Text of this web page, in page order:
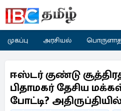
முகப்பு அரசியல்
ஈஸ்டர் குண்டு
பிதாமகர் தேசிய
போட்டி?